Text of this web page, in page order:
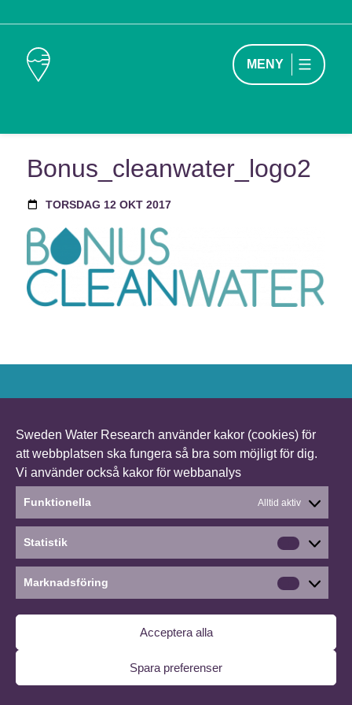
Sweden Water Research använder kakor (cookies) för
att webbplatsen ska fungera så bra som möjligt för dig.
Vi använder också kakor för webbanalys
Funktionella Alltid aktiv
Statistik
Statistik
Marknadsföring
Acceptera alla
Spara preferenser
MENY
Bonus_cleanwater_logo2
TORSDAG 12 OKT 2017
with solutions to reduce microplastics and
micropollutans in the Baltic Sea. The project is
running between 2017-2019.
©2026 BONUS CLEANWATER
Hantera medgivande